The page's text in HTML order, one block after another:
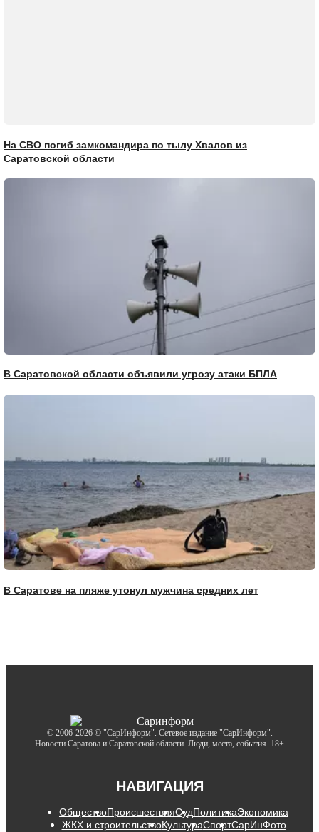
На СВО погиб замкомандира по тылу Хвалов из
Саратовской области
В Саратовской области объявили угрозу атаки БПЛА
В Саратове на пляже утонул мужчина средних лет
© 2006-2026 © "СарИнформ". Сетевое издание "СарИнформ".
Новости Саратова и Саратовской области. Люди, места, события. 18+
НАВИГАЦИЯ
ОбществоПроисшествияСудПолитикаЭкономика
ЖКХ и строительствоКультураСпортСарИнФото